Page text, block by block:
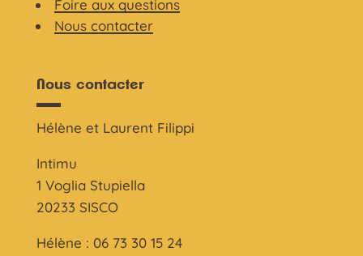
Foire aux questions
Nous contacter
Nous contacter
Hélène et Laurent Filippi
Intimu
1 Voglia Stupiella
20233 SISCO
Hélène : 06 73 30 15 24